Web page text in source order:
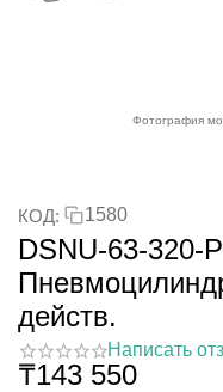
Фотография
КОД: 1580
DSNU-63-320-
действ.
Написать
₸143 550